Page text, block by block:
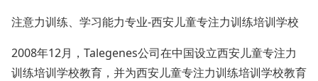
注意力训练、学习能力专业-西安儿童专注力训练培训学校
2008年12月，Talegenes公司在中国设立西安儿童专注力
训练培训学校教育，并为西安儿童专注力训练培训学校教育